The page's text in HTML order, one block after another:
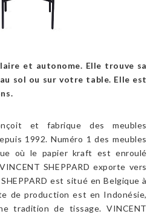
MON PANIER
et autonome. Elle trouve sa
sol ou sur votre table. Elle est
et fabrique des meubles
1992. Numéro 1 des meubles
où le papier kraft est enroulé
SHEPPARD exporte vers
est situé en Belgique à
de production est en Indonésie,
tradition de tissage. VINCENT